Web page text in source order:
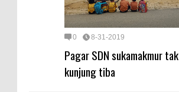
0 8-31-2019
Pagar SDN sukamakmur tak
kunjung tiba